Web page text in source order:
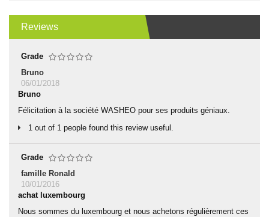
Reviews
Grade
Bruno
06/01/2018
Bruno
Félicitation à la société WASHEO pour ses produits géniaux.
1 out of 1 people found this review useful.
Grade
famille Ronald
10/01/2016
achat luxembourg
Nous sommes du luxembourg et nous achetons régulièrement ces